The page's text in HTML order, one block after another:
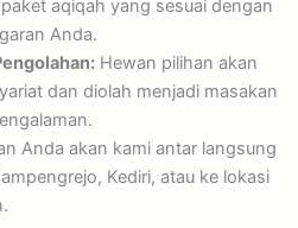
aqiqah yang sesuai dengan
Anda.
Hewan pilihan akan
dan diolah menjadi masakan
Anda akan kami antar langsung
Kediri, atau ke lokasi